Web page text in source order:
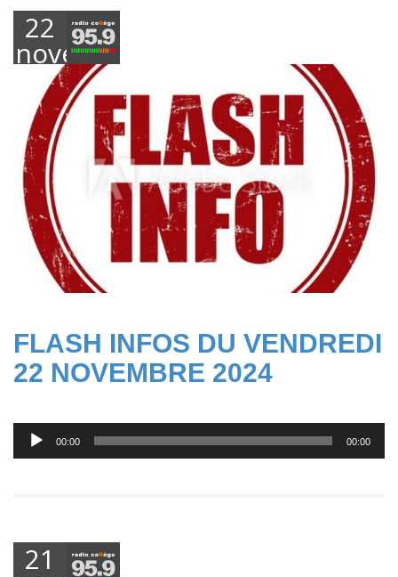
22
novembre
2024
FLASH INFOS DU VENDREDI
22 NOVEMBRE 2024
Lecteur
audio
00:00 00:00
21